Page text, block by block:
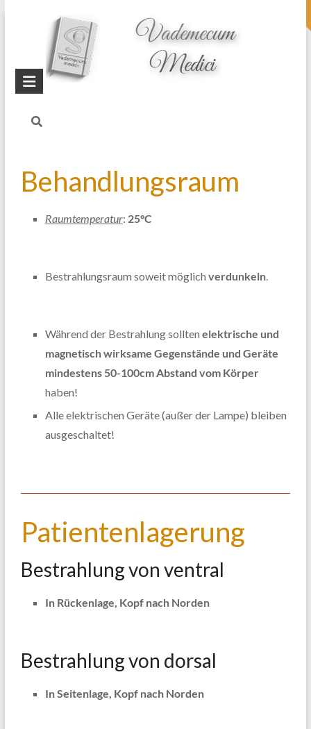
topheader
Startseite
Blog
Spektro-Chrom-
Behandlungsraum
Raumtemperatur: 25°C
Bestrahlungsraum soweit möglich verdunkeln.
Während der Bestrahlung sollten elektrische und
magnetisch wirksame Gegenstände und Geräte
mindestens 50-100cm Abstand vom Körper
haben!
Alle elektrischen Geräte (außer der Lampe) bleiben
ausgeschaltet!
Patientenlagerung
Bestrahlung von ventral
In Rückenlage, Kopf nach Norden
Bestrahlung von dorsal
In Seitenlage, Kopf nach Norden